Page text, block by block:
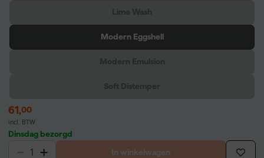
Modern Eggshell
61,00
incl. BTW
Dinsdag bezorgd
In winkelwagen